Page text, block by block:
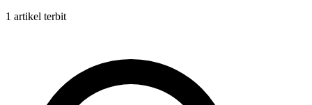
1 artikel terbit